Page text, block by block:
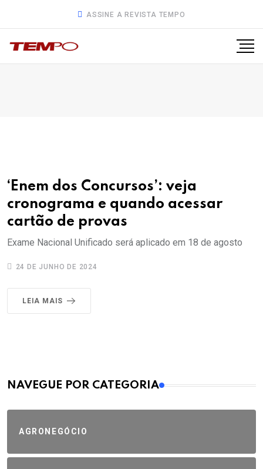
ASSINE A REVISTA TEMPO
‘Enem dos Concursos’: veja
cronograma e quando acessar
cartão de provas
Exame Nacional Unificado será aplicado em 18 de agosto
24 DE JUNHO DE 2024
LEIA MAIS
MAIS VISTOS
NAVEGUE POR CATEGORIA
AGRONEGÓCIO